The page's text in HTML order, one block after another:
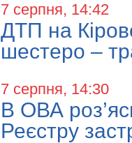
7 серпня, 14:42
ДТП на
шестеро –
7 серпня, 14:30
В ОВА
Реєстру